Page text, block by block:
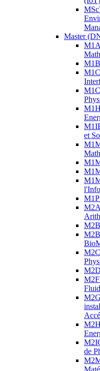
Master
et
de